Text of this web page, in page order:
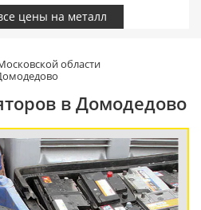
цены на металл
области
в Домодедово